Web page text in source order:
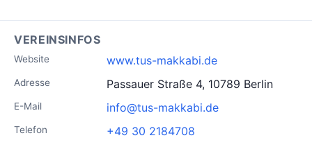
VEREINSINFOS
Website www.tus-makkabi.de
Adresse Passauer Straße 4, 10789 Berlin
E-Mail info@tus-makkabi.de
Telefon +49 30 2184708